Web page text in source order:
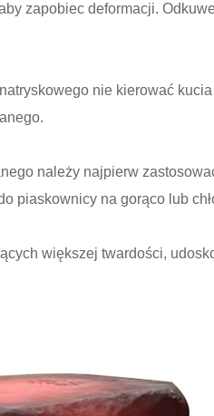
zapobiec deformacji.
nie kierować
należy najpierw
piaskownicy na gorąco lub
większej twardości,